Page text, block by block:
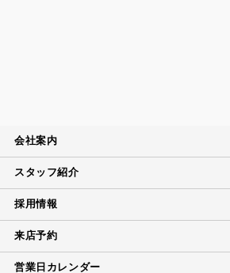
会社案内
スタッフ紹介
採用情報
来店予約
営業日カレンダー